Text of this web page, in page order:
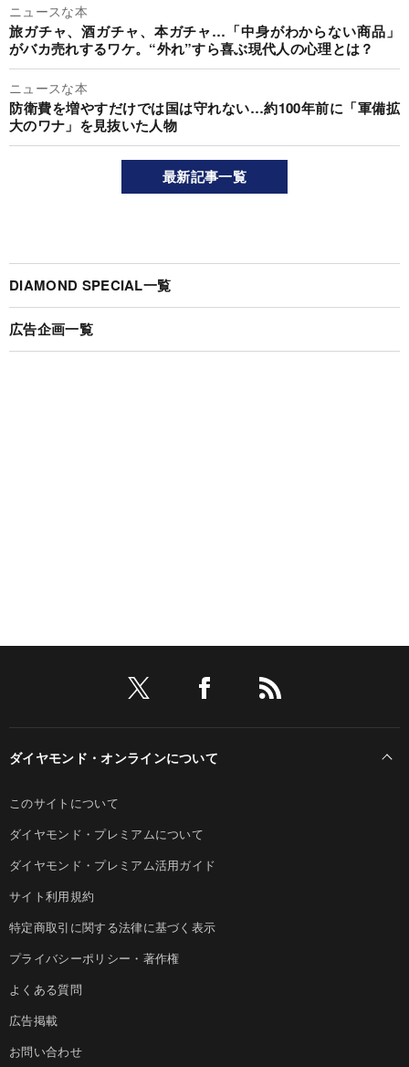
ニュースな本
旅ガチャ、酒ガチャ、本ガチャ…「中身がわからない商品」
がバカ売れするワケ。“外れ”すら喜ぶ現代人の心理とは？
ニュースな本
防衛費を増やすだけでは国は守れない…約100年前に「軍備拡
大のワナ」を見抜いた人物
最新記事一覧
DIAMOND SPECIAL一覧
広告企画一覧
ダイヤモンド・オンラインについて
このサイトについて
ダイヤモンド・プレミアムについて
ダイヤモンド・プレミアム活用ガイド
サイト利用規約
特定商取引に関する法律に基づく表示
プライバシーポリシー・著作権
よくある質問
広告掲載
お問い合わせ